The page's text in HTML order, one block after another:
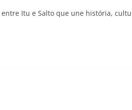
Itu e Salto que une história,